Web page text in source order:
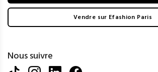
Vendre sur Efashion Paris
Nous suivre